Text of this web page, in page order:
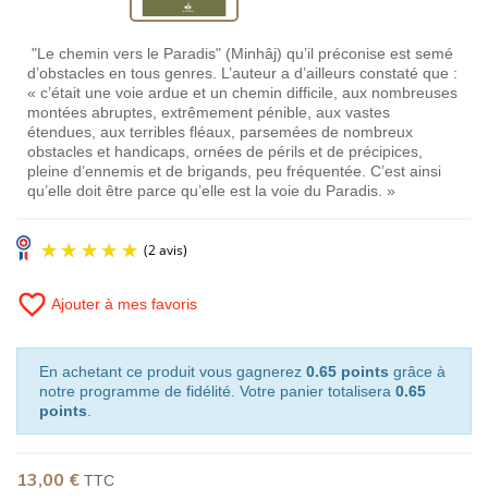
"Le chemin vers le Paradis" (Minhâj) qu’il préconise est semé
d’obstacles en tous genres. L’auteur a d’ailleurs constaté que :
« c’était une voie ardue et un chemin difficile, aux nombreuses
montées abruptes, extrêmement pénible, aux vastes
étendues, aux terribles fléaux, parsemées de nombreux
obstacles et handicaps, ornées de périls et de précipices,
pleine d’ennemis et de brigands, peu fréquentée. C’est ainsi
qu’elle doit être parce qu’elle est la voie du Paradis. »
favorite_border Ajouter à mes favoris
En achetant ce produit vous gagnerez 0.65 points grâce à
notre programme de fidélité. Votre panier totalisera 0.65
points
13,00 € TTC